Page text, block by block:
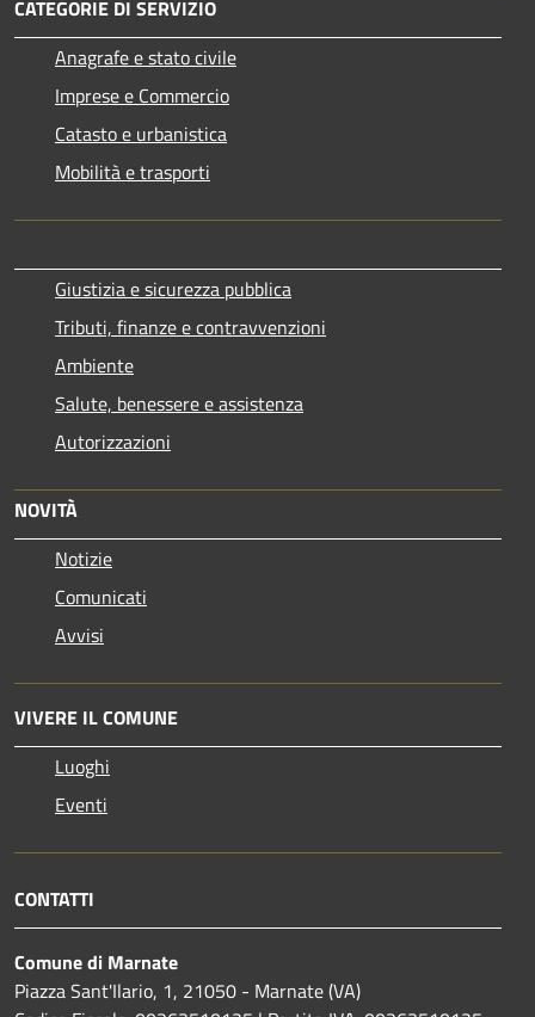
CATEGORIE DI SERVIZIO
Anagrafe e stato civile
Imprese e Commercio
Catasto e urbanistica
Mobilità e trasporti
Giustizia e sicurezza pubblica
Tributi, finanze e contravvenzioni
Ambiente
Salute, benessere e assistenza
Autorizzazioni
NOVITÀ
Notizie
Comunicati
Avvisi
VIVERE IL COMUNE
Luoghi
Eventi
CONTATTI
Comune di Marnate
Piazza Sant'Ilario, 1, 21050 - Marnate (VA)